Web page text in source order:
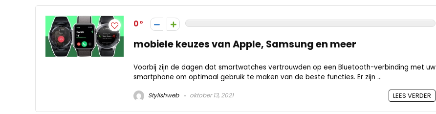
0
mobiele keuzes van Apple, Samsung en meer
Voorbij zijn de dagen dat smartwatches vertrouwden op een Bluetooth-verbinding met uw
smartphone om optimaal gebruik te maken van de beste functies. Er zijn ...
Stylishweb oktober 13, 2021 LEES VERDER